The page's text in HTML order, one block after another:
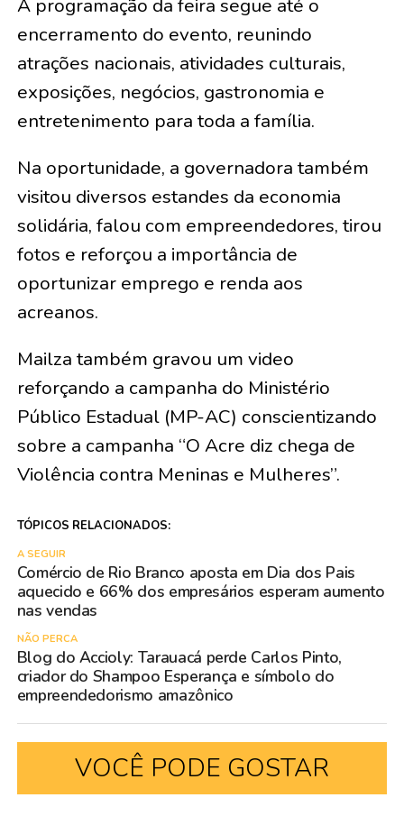
A programação da feira segue até o
encerramento do evento, reunindo
atrações nacionais, atividades culturais,
exposições, negócios, gastronomia e
entretenimento para toda a família.
Na oportunidade, a governadora também
visitou diversos estandes da economia
solidária, falou com empreendedores, tirou
fotos e reforçou a importância de
oportunizar emprego e renda aos
acreanos.
Mailza também gravou um video
reforçando a campanha do Ministério
Público Estadual (MP-AC) conscientizando
sobre a campanha “O Acre diz chega de
Violência contra Meninas e Mulheres”.
TÓPICOS RELACIONADOS:
A SEGUIR
Comércio de Rio Branco aposta em Dia dos Pais
aquecido e 66% dos empresários esperam aumento
nas vendas
NÃO PERCA
Blog do Accioly: Tarauacá perde Carlos Pinto,
criador do Shampoo Esperança e símbolo do
empreendedorismo amazônico
VOCÊ PODE GOSTAR